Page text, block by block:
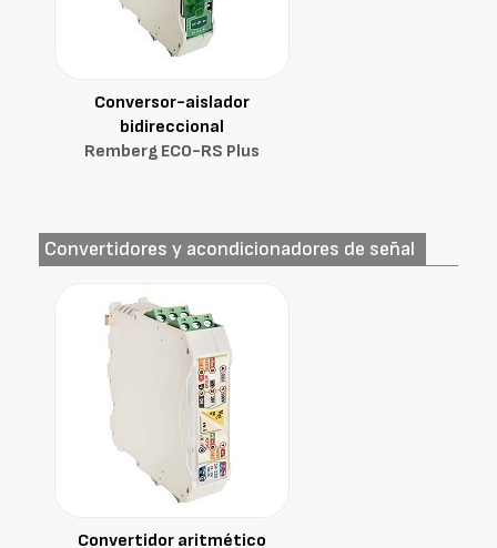
Conversor-aislador
bidireccional
Remberg ECO-RS Plus
Convertidores y acondicionadores de señal
Convertidor aritmético